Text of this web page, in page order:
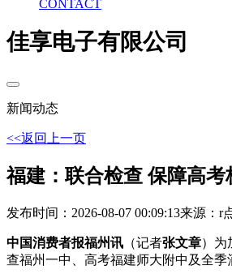
CONTACT
佳享电子有限公司
新闻动态
<<返回上一页
福建：联合检查 保障高
发布时间：2026-08-07 00:09:13来源：r
中国消费者报福州讯 （记者张文章）为
查福州一中、高考福建师大附中及全